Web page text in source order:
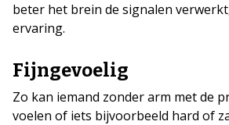
beter het brein de signalen
ervaring.
Fijngevoelig
Zo kan iemand zonder arm met de
voelen of iets bijvoorbeeld hard of